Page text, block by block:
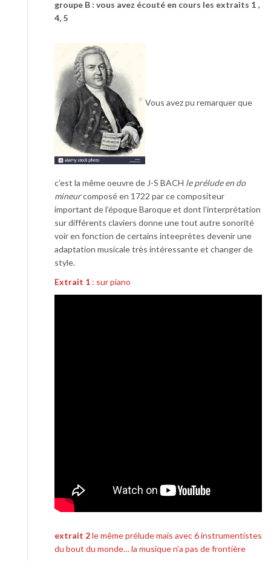
groupe B : vous avez écouté en cours les extraits 1 ,
4, 5
Vous avez pu remarquer que
c’est la même oeuvre de J-S BACH le prélude en do
mineurcomposé en 1722 par ce compositeur
important de l’époque Baroque et dont l’interprétation
sur différents claviers donne une tout autre sonorité
voir en fonction de certains inteeprètes devenir une
adaptation musicale très intéressante et changer de
style.
Extrait 1 : sur piano
extrait 2le même prélude mais avec 6 instrumentistes
du bout du monde… la musique n’a pas de frontière